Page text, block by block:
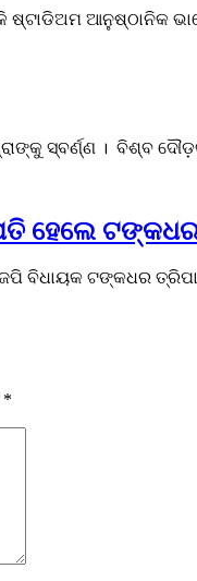
ଷ୍ଟାଡିଅମ ଆନୁଷ୍ଠାନିକ
ସ୍ବର୍ଣ୍ଣ । ବିଶ୍ବ
ହେଲେ ଟଙ୍କଧର
ବିଧାୟକ ଟଙ୍କଧର
*